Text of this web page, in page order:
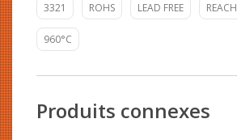
3321 ROHS LEAD FREE REACH
960°C
Produits connexes